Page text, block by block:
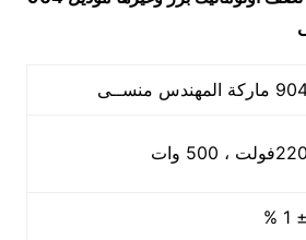
المهندس منســى
220فولت ، 500 وات
± 1 %